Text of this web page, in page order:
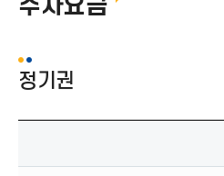
주차요금
정기권